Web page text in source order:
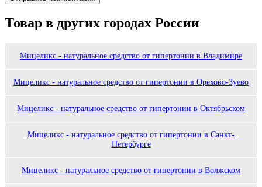
Товар в других городах России
Мицеликс - натуральное средство от гипертонии в Владимире
Мицеликс - натуральное средство от гипертонии в Орехово-Зуево
Мицеликс - натуральное средство от гипертонии в Октябрьском
Мицеликс - натуральное средство от гипертонии в Санкт-
Петербурге
Мицеликс - натуральное средство от гипертонии в Волжском